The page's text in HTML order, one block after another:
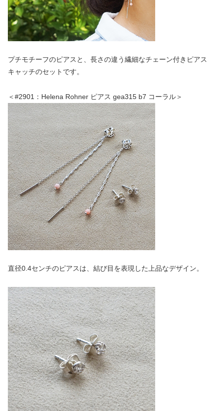
プチモチーフのピアスと、長さの違う繊細なチェーン付きピアス
キャッチのセットです。
＜#2901：Helena Rohner ピアス gea315 b7 コーラル＞
直径0.4センチのピアスは、結び目を表現した上品なデザイン。